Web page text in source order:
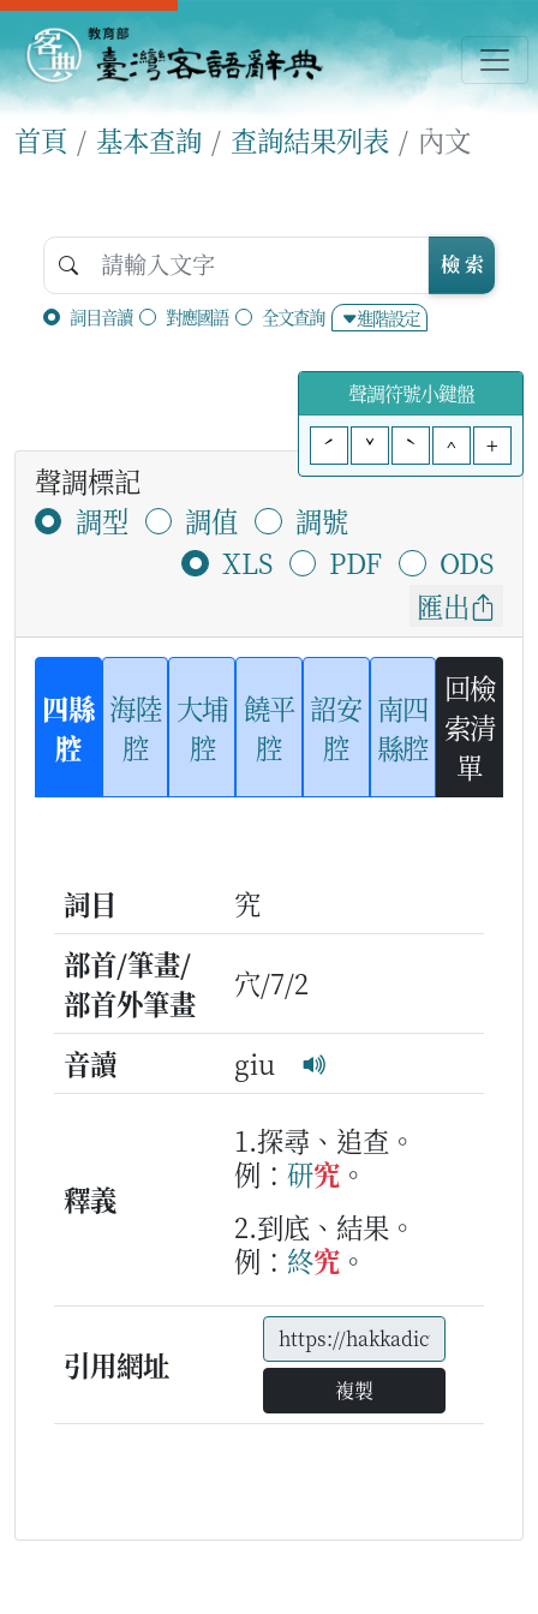
首頁 基本查詢 查詢結果列表 內文
詞目音讀 對應國語 全文查詢 進階設定
檢 索
聲調符號小鍵盤
ˊ
ˇ ˋ ^ +
聲調標記
調型
調值
調號
XLS
PDF
ODS
匯出
四縣
腔
海陸
腔
大埔
腔
饒平
腔
詔安
腔
南四
縣腔
回檢
索清
單
詞目
究
部首/筆畫/
部首外筆畫
穴/7/2
音讀 giu
釋義
1.探尋、追查。
例： 研究 。
2.到底、結果。
例： 終究 。
引用網址
複製